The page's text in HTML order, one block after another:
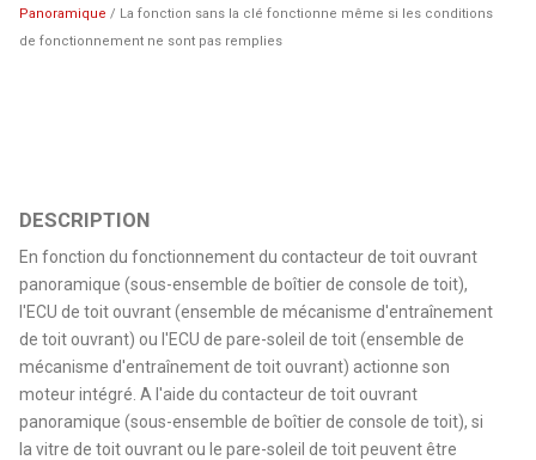
Panoramique / La fonction sans la clé fonctionne même si les conditions
de fonctionnement ne sont pas remplies
DESCRIPTION
En fonction du fonctionnement du contacteur de toit ouvrant
panoramique (sous-ensemble de boîtier de console de toit),
l'ECU de toit ouvrant (ensemble de mécanisme d'entraînement
de toit ouvrant) ou l'ECU de pare-soleil de toit (ensemble de
mécanisme d'entraînement de toit ouvrant) actionne son
moteur intégré. A l'aide du contacteur de toit ouvrant
panoramique (sous-ensemble de boîtier de console de toit), si
la vitre de toit ouvrant ou le pare-soleil de toit peuvent être